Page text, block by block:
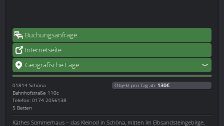
Buchungsanfrage
Internetseite
Geografische Lage
01814 Schöna
Bahnhofstraße 110c
Telefon: 0174 2056138
5 Betten
Objekt pro Tag ab: 130€
Käthes Sommerhaus – das Kleinod in Schöna, mitten im Elbsandsteingebirge,